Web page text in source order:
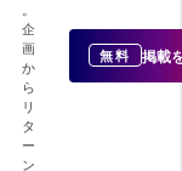
企
画
か
ら
リ
タ
ー
ン
無料 掲載